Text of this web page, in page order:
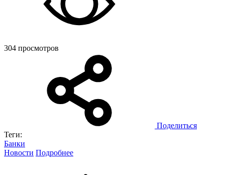
304 просмотров
Поделиться
Теги:
Банки
Новости Подробнее